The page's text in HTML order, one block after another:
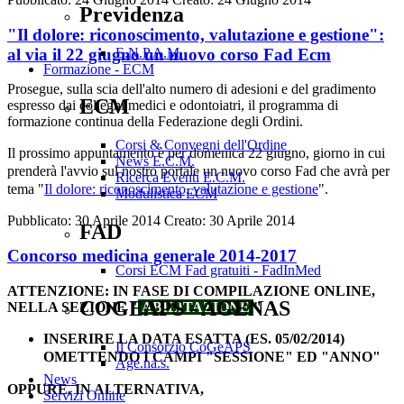
Previdenza
E.N.P.A.M.
Formazione - ECM
ECM
Corsi & Convegni dell'Ordine
News E.C.M.
Ricerca Eventi E.C.M.
Modulistica ECM
FAD
Corsi ECM Fad gratuiti - FadInMed
COGEAPS - AGENAS
Il Consorzio CoGeAPS
Age.na.s.
News
Servizi Online
"Il dolore: riconoscimento, valutazione e gestione":
al via il 22 giugno un nuovo corso Fad Ecm
Prosegue, sulla scia dell'alto numero di adesioni e del gradimento
espresso dai colleghi medici e odontoiatri, il programma di
formazione continua della Federazione degli Ordini.
Il prossimo appuntamento è per domenica 22 giugno, giorno in cui
prenderà l'avvio sul nostro portale un nuovo corso Fad che avrà per
tema "Il dolore: riconoscimento, valutazione e gestione".
Pubblicato: 30 Aprile 2014 Creato: 30 Aprile 2014
Concorso medicina generale 2014-2017
ATTENZIONE: IN FASE DI COMPILAZIONE ONLINE,
NELLA SEZIONE " ABILITAZIONE"
INSERIRE LA DATA ESATTA (ES. 05/02/2014)
OMETTENDO I CAMPI "SESSIONE" ED "ANNO"
OPPURE, IN ALTERNATIVA,